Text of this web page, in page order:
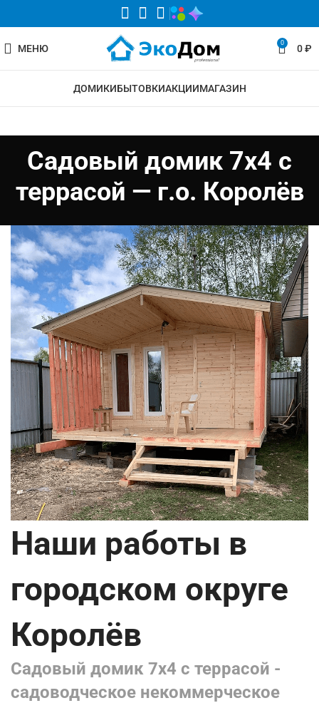
МЕНЮ 0 0₽
ДОМИКИБЫТОВКИАКЦИИМАГАЗИН
Садовый домик 7х4 с
террасой — г.о. Королёв
Наши работы в
городском округе
Королёв
Садовый домик 7х4 с террасой -
садоводческое некоммерческое